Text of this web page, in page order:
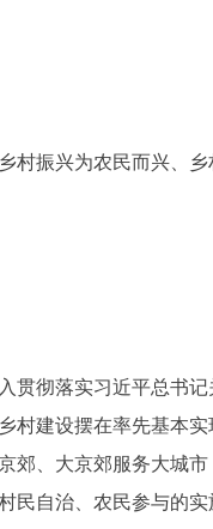
振兴为农民而兴、乡
彻落实习近平总书记
村建设摆在率先基本
郊、大京郊服务大城
民自治、农民参与的